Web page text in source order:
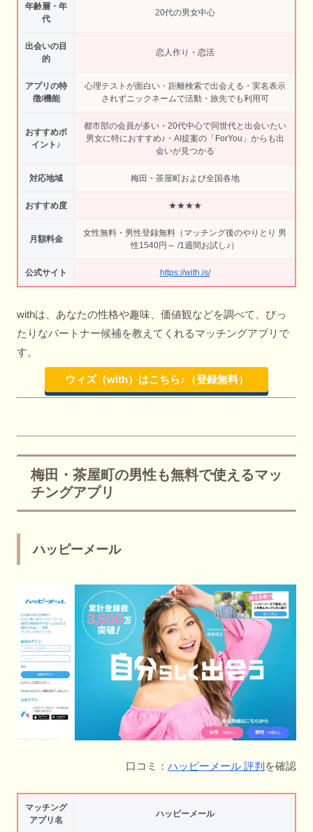
年齢層・年
代
20代の男女中心
出会いの目
的
恋人作り・恋活
アプリの特
徴/機能
心理テストが面白い・距離検索で出会える・実名表示
されずニックネームで活動・旅先でも利用可
おすすめポ
イント♪
都市部の会員が多い・20代中心で同世代と出会いたい
男女に特におすすめ♪・AI提案の「ForYou」からも出
会いが見つかる
対応地域 梅田・茶屋町および全国各地
おすすめ度 ★★★★
月額料金
女性無料・男性登録無料（マッチング後のやりとり 男
性1540円～ /1週間お試し♪）
公式サイト https://with.is/
withは、あなたの性格や趣味、価値観などを調べて、ぴっ
たりなパートナー候補を教えてくれるマッチングアプリで
す。
ウィズ（with）はこちら♪（登録無料）
梅田・茶屋町の男性も無料で使えるマッ
チングアプリ
ハッピーメール
口コミ： ハッピーメール 評判 を確認
マッチング
アプリ名
ハッピーメール